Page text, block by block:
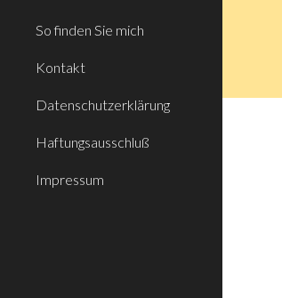
So finden Sie mich
Kontakt
Datenschutzerklärung
Haftungsausschluß
Impressum